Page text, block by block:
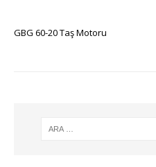
GBG 60-20 Taş Motoru